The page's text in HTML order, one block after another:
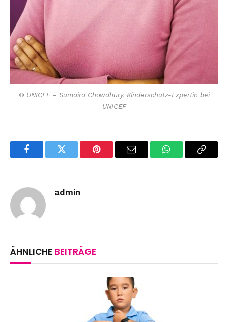
© UNICEF – Sumaira Chowdhury, Kinderschutz-Expertin bei
UNICEF
FacebookTwitter Pinterest Email WhatsAppCopy
admin
ÄHNLICHE BEITRÄGE